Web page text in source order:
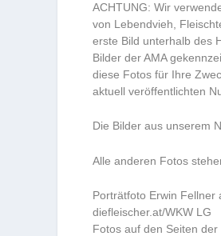
ACHTUNG: Wir
von Lebendvieh,
erste Bild unterhalb des
Bilder der AMA
diese Fotos für Ihre
aktuell veröffentlichten
Die Bilder aus unserem
Alle anderen Fotos
Porträtfoto Erwin Fellner
diefleischer.at/WKW LG
Fotos auf den Seiten